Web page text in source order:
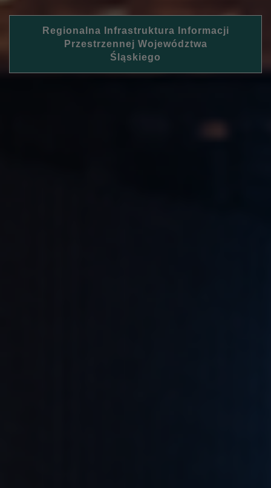
Regionalna Infrastruktura Informacji
Przestrzennej Województwa
Śląskiego